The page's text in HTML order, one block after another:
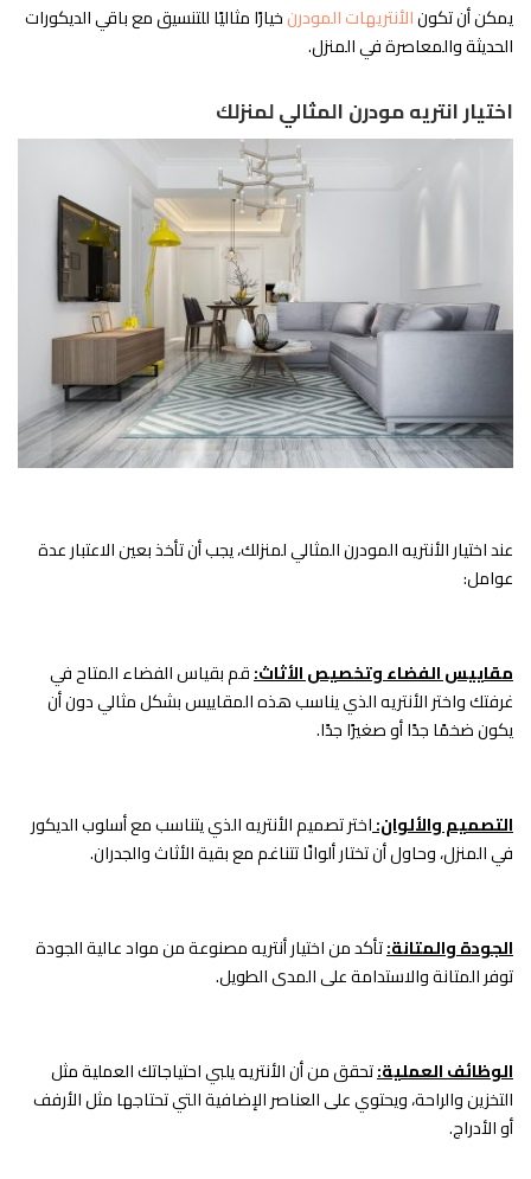
يمكن أن تكونالأنتريهات المودرنخيارًا مثاليًا للتنسيق مع باقي الديكورات
الحديثة والمعاصرة في المنزل.
اختيار انتريه مودرن المثالي لمنزلك
عند اختيار الأنتريه المودرن المثالي لمنزلك، يجب أن تأخذ بعين الاعتبار عدة
عوامل:
مقاييس الفضاء وتخصيص الأثاث:قم بقياس الفضاء المتاح في
غرفتك واختر الأنتريه الذي يناسب هذه المقاييس بشكل مثالي دون أن
يكون ضخمًا جدًا أو صغيرًا جدًا.
التصميم والألوان:اختر تصميم الأنتريه الذي يتناسب مع أسلوب الديكور
في المنزل، وحاول أن تختار ألوانًا تتناغم مع بقية الأثاث والجدران.
الجودة والمتانة:تأكد من اختيار أنتريه مصنوعة من مواد عالية الجودة
توفر المتانة والاستدامة على المدى الطويل.
الوظائف العملية:تحقق من أن الأنتريه يلبي احتياجاتك العملية مثل
التخزين والراحة، ويحتوي على العناصر الإضافية التي تحتاجها مثل الأرفف
أو الأدراج.